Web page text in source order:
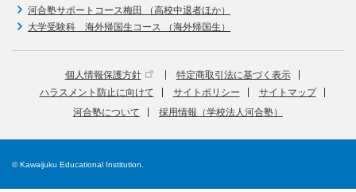
河合塾サポートコース梅田 （高校中退者ほか）
大学受験科 海外帰国生コース （海外帰国生）
個人情報保護方針
特定商取引法に基づく表示
ハラスメント防止に向けて
サイトポリシー
サイトマップ
河合塾について
採用情報（学校法人河合塾）
© Kawaijuku Educational Institution.